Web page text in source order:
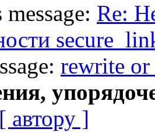
Re:
rewrite
[ автору ]